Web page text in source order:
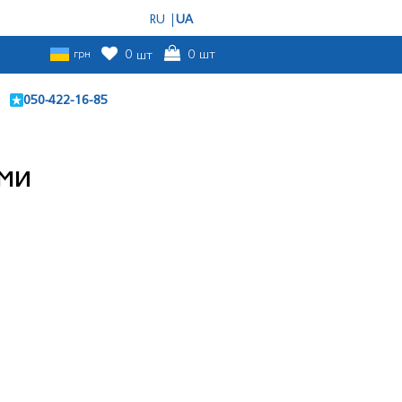
RU UA
грн 0 шт 0 шт
050-422-16-85